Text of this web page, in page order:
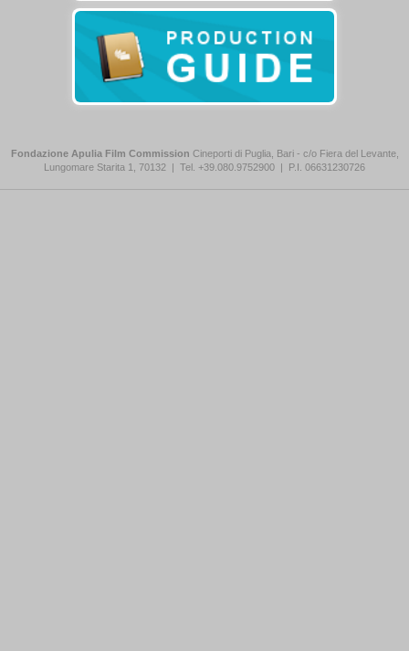
Fondazione Apulia Film Commission Cineporti di Puglia, Bari - c/o Fiera del Levante,
Lungomare Starita 1, 70132 | Tel. +39.080.9752900 | P.I. 06631230726